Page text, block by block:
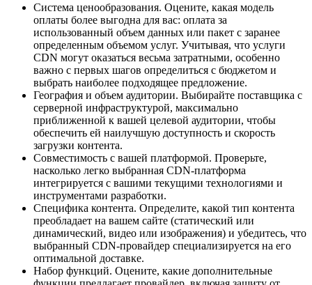
Система ценообразования. Оцените, какая модель
оплаты более выгодна для вас: оплата за
использованный объем данных или пакет с заранее
определенным объемом услуг. Учитывая, что услуги
CDN могут оказаться весьма затратными, особенно
важно с первых шагов определиться с бюджетом и
выбрать наиболее подходящее предложение.
География и объем аудитории. Выбирайте поставщика с
серверной инфраструктурой, максимально
приближенной к вашей целевой аудитории, чтобы
обеспечить ей наилучшую доступность и скорость
загрузки контента.
Совместимость с вашей платформой. Проверьте,
насколько легко выбранная CDN-платформа
интегрируется с вашими текущими технологиями и
инструментами разработки.
Специфика контента. Определите, какой тип контента
преобладает на вашем сайте (статический или
динамический, видео или изображения) и убедитесь, что
выбранный CDN-провайдер специализируется на его
оптимальной доставке.
Набор функций. Оцените, какие дополнительные